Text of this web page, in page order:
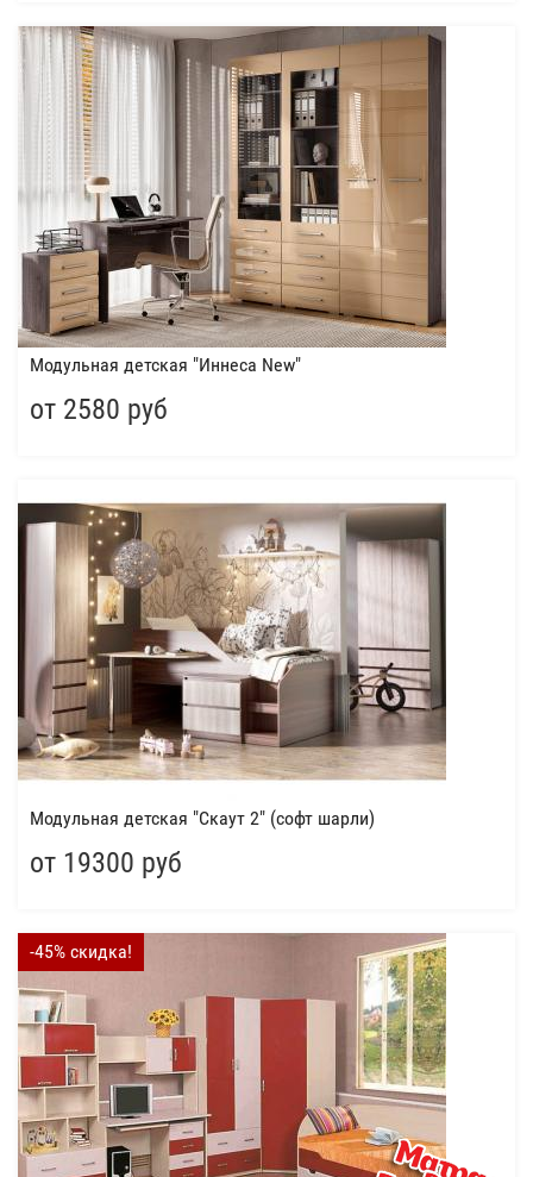
Модульная детская "Иннеса New"
от 2580 руб
Модульная детская "Скаут 2" (софт шарли)
от 19300 руб
-45% скидка!